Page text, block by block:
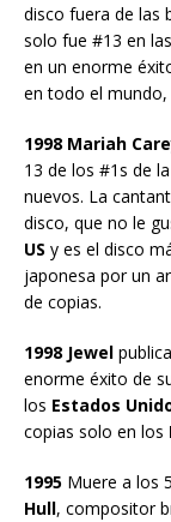
disco fuera de las
solo fue #13 en
en un enorme
en todo el
1998 Mariah
13 de los #1s de
nuevos. La
disco, que no le
US y es el disco
japonesa por un
de copias.
1998 Jewel
enorme éxito de
los Estados
copias solo en los
1995 Muere a los
Hull, compositor